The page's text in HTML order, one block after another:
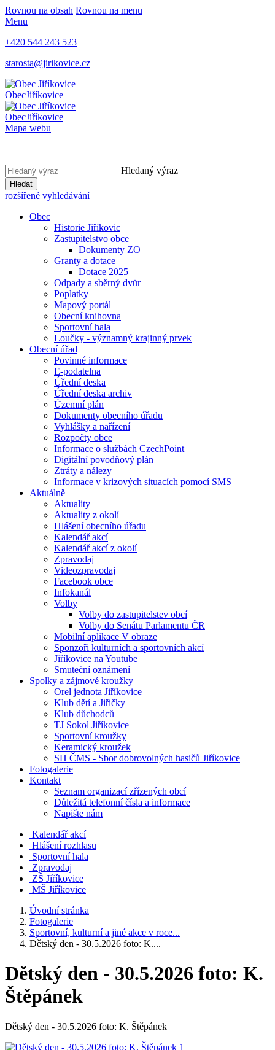
Rovnou na obsah Rovnou na menu
Menu
+420 544 243 523
starosta@jirikovice.cz
ObecJiříkovice
ObecJiříkovice
Mapa webu
Hledaný výraz
Hledat
rozšířené vyhledávání
Obec
Historie Jiříkovic
Zastupitelstvo obce
Dokumenty ZO
Granty a dotace
Dotace 2025
Odpady a sběrný dvůr
Poplatky
Mapový portál
Obecní knihovna
Sportovní hala
Loučky - významný krajinný prvek
Obecní úřad
Povinné informace
E-podatelna
Úřední deska
Úřední deska archiv
Územní plán
Dokumenty obecního úřadu
Vyhlášky a nařízení
Rozpočty obce
Informace o službách CzechPoint
Digitální povodňový plán
Ztráty a nálezy
Informace v krizových situacích pomocí SMS
Aktuálně
Aktuality
Aktuality z okolí
Hlášení obecního úřadu
Kalendář akcí
Kalendář akcí z okolí
Zpravodaj
Videozpravodaj
Facebook obce
Infokanál
Volby
Volby do zastupitelstev obcí
Volby do Senátu Parlamentu ČR
Mobilní aplikace V obraze
Sponzoři kulturních a sportovních akcí
Jiříkovice na Youtube
Smuteční oznámení
Spolky a zájmové kroužky
Orel jednota Jiříkovice
Klub dětí a Jiřičky
Klub důchodců
TJ Sokol Jiříkovice
Sportovní kroužky
Keramický kroužek
SH ČMS - Sbor dobrovolných hasičů Jiříkovice
Fotogalerie
Kontakt
Seznam organizací zřízených obcí
Důležitá telefonní čísla a informace
Napište nám
Kalendář akcí
Hlášení rozhlasu
Sportovní hala
Zpravodaj
ZŠ Jiříkovice
MŠ Jiříkovice
Úvodní stránka
Fotogalerie
Sportovní, kulturní a jiné akce v roce...
Dětský den - 30.5.2026 foto: K....
Dětský den - 30.5.2026 foto: K.
Štěpánek
Dětský den - 30.5.2026 foto: K. Štěpánek